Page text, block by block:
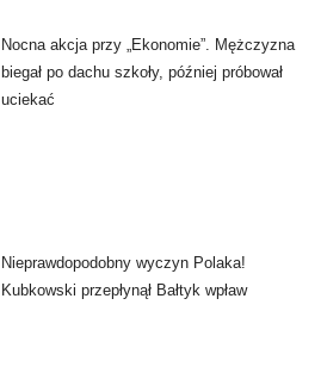
Nocna akcja przy „Ekonomie”. Mężczyzna
biegał po dachu szkoły, później próbował
uciekać
Nieprawdopodobny wyczyn Polaka!
Kubkowski przepłynął Bałtyk wpław